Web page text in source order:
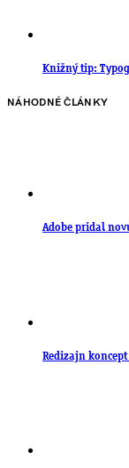
Knižný tip:
NÁHODNÉ ČLÁNKY
Adobe pridal
Redizajn